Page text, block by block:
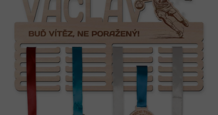
HVIEZDIČIEK.